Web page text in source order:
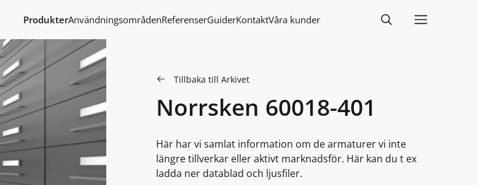
ProdukterAnvändningsområdenReferenserGuiderKontaktVåra kunder
Tillbaka till Arkivet
Norrsken 60018-401
Här har vi samlat information om de armaturer vi inte
längre tillverkar eller aktivt marknadsför. Här kan du t ex
ladda ner datablad och ljusfiler.